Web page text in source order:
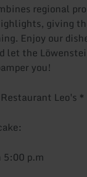
regional
giving
Enjoy our
let the
you!
Leo's *
5:00 p.m